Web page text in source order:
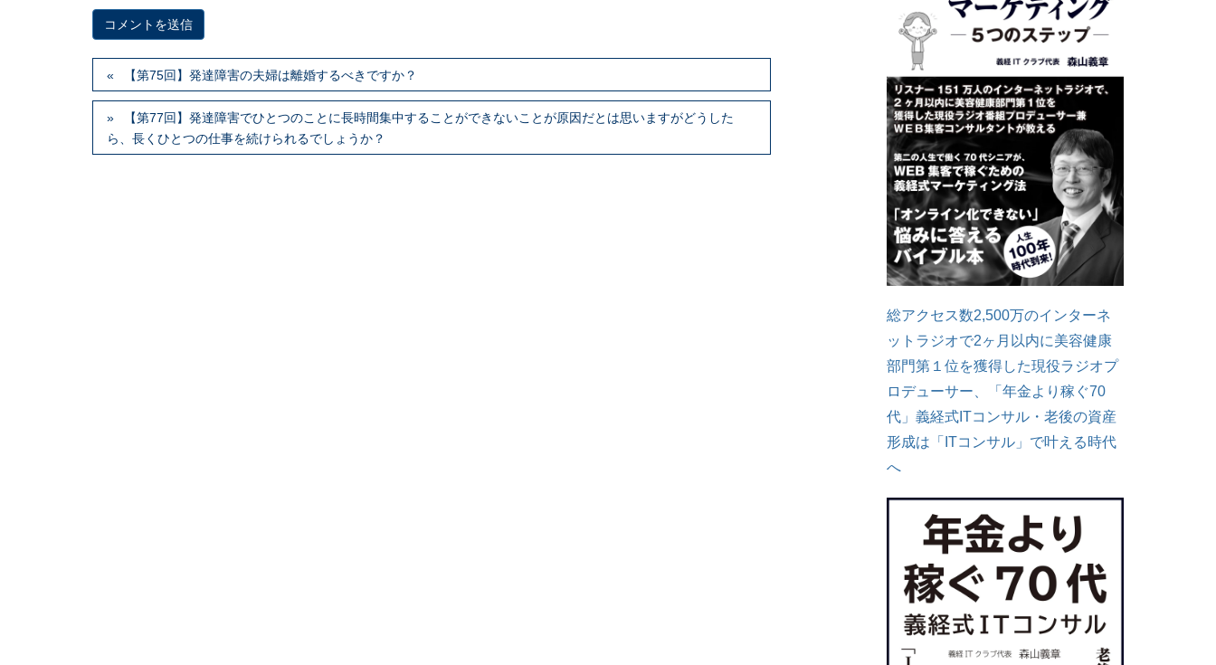
【第75回】発達障害の夫婦は離婚するべきですか？
【第77回】発達障害でひとつのことに長時間集中することができないことが原因だとは思いますがどうした
ら、長くひとつの仕事を続けられるでしょうか？
総アクセス数2,500万のインターネ
ットラジオで2ヶ月以内に美容健康
部門第１位を獲得した現役ラジオプ
ロデューサー、「年金より稼ぐ70
代」義経式ITコンサル・老後の資産
形成は「ITコンサル」で叶える時代
へ